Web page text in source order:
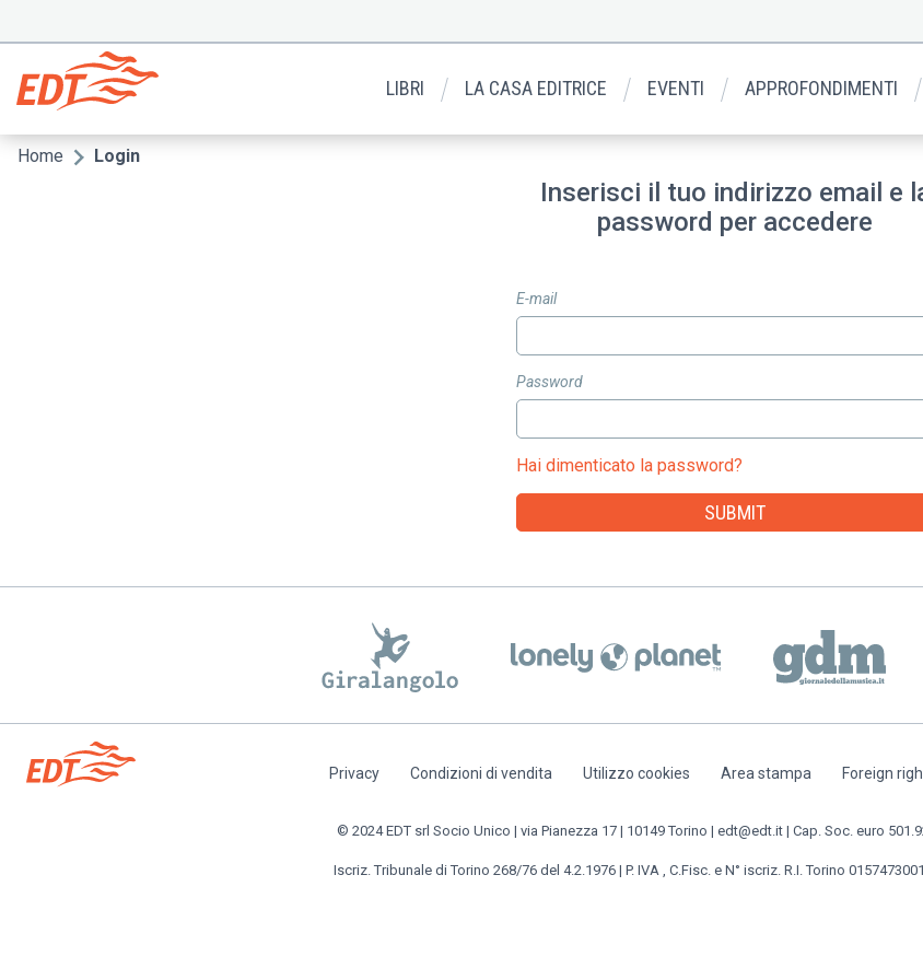
contenuto
principale
Menu
secondario
LIBRI LA CASA EDITRICE EVENTI APPROFONDIMENTI
Briciole
Home Login
Inserisci il tuo indirizzo email e
password per accedere
E-mail
Password
Hai dimenticato la password?
Privacy Condizioni di vendita Utilizzo cookies Area stampa Foreign
© 2024 EDT srl Socio Unico | via Pianezza 17 | 10149 Torino | edt@edt.it | Cap. Soc. euro
Iscriz. Tribunale di Torino 268/76 del 4.2.1976 | P. IVA , C.Fisc. e N° iscriz. R.I. Torino